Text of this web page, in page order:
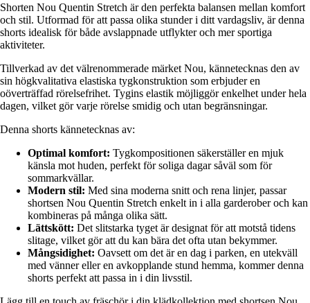
Shorten Nou Quentin Stretch är den perfekta balansen mellan komfort
och stil. Utformad för att passa olika stunder i ditt vardagsliv, är denna
shorts idealisk för både avslappnade utflykter och mer sportiga
aktiviteter.
Tillverkad av det välrenommerade märket Nou, kännetecknas den av
sin högkvalitativa elastiska tygkonstruktion som erbjuder en
oöverträffad rörelsefrihet. Tygins elastik möjliggör enkelhet under hela
dagen, vilket gör varje rörelse smidig och utan begränsningar.
Denna shorts kännetecknas av:
Optimal komfort: Tygkompositionen säkerställer en mjuk
känsla mot huden, perfekt för soliga dagar såväl som för
sommarkvällar.
Modern stil: Med sina moderna snitt och rena linjer, passar
shortsen Nou Quentin Stretch enkelt in i alla garderober och kan
kombineras på många olika sätt.
Lättskött: Det slitstarka tyget är designat för att motstå tidens
slitage, vilket gör att du kan bära det ofta utan bekymmer.
Mångsidighet: Oavsett om det är en dag i parken, en utekväll
med vänner eller en avkopplande stund hemma, kommer denna
shorts perfekt att passa in i din livsstil.